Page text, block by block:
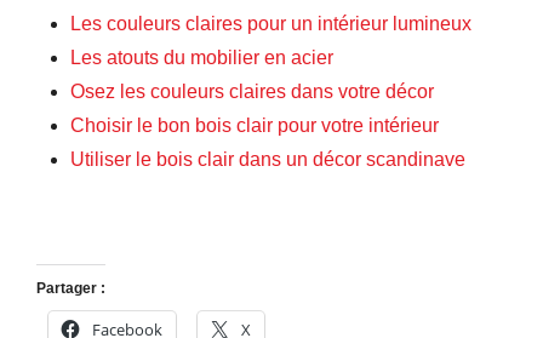
Les couleurs claires pour un intérieur lumineux
Les atouts du mobilier en acier
Osez les couleurs claires dans votre décor
Choisir le bon bois clair pour votre intérieur
Utiliser le bois clair dans un décor scandinave
Partager :
Facebook X